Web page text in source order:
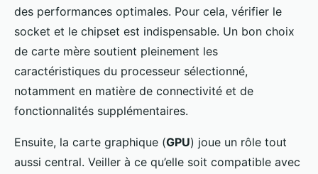
des performances optimales. Pour cela, vérifier le
socket et le chipset est indispensable. Un bon choix
de carte mère soutient pleinement les
caractéristiques du processeur sélectionné,
notamment en matière de connectivité et de
fonctionnalités supplémentaires.
Ensuite, la carte graphique (GPU) joue un rôle tout
aussi central. Veiller à ce qu’elle soit compatible avec